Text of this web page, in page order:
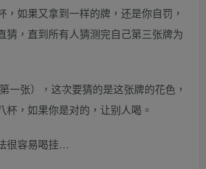
，如果又拿到一样的牌，还是你自罚，
猜，直到所有人猜测完自己第三张牌为
一张），这次要猜的是这张牌的花色，
杯，如果你是对的，让别人喝。
很容易喝挂…